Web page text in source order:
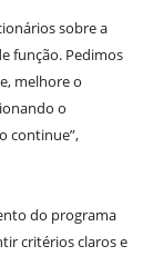
sobre a
função. Pedimos
melhore o
o
continue”,
do programa
critérios claros e